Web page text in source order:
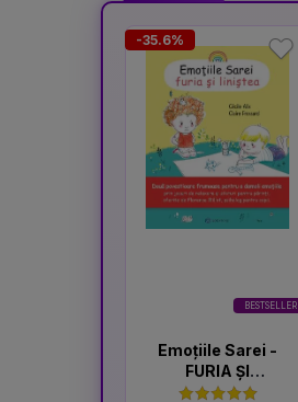
BESTSELLER
-35.6%
Emoțiile Sarei -
FURIA ȘI
LINIȘTEA